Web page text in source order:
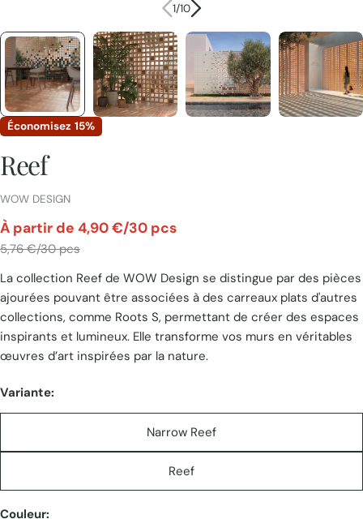
1/10
Économisez 15%
Reef
FOURNISSEUR:
WOW DESIGN
Prix
unitaire
par
À partir de 4,90 €/30 pcs
5,76 €/30 pcs
La collection Reef de WOW Design se distingue par des pièces
ajourées pouvant être associées à des carreaux plats d'autres
collections, comme Roots S, permettant de créer des espaces
inspirants et lumineux. Elle transforme vos murs en véritables
œuvres d’art inspirées par la nature.
Variante:
Narrow Reef
Reef
Couleur: